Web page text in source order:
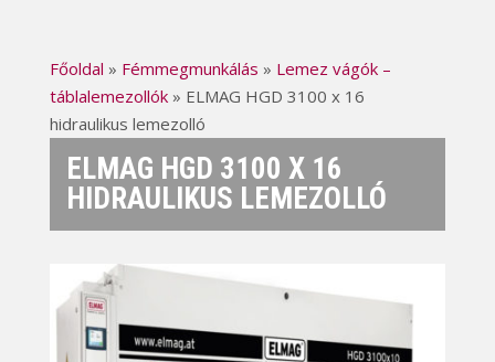
Főoldal » Fémmegmunkálás » Lemez vágók –
táblalemezollók» ELMAG HGD 3100 x 16
hidraulikus lemezolló
ELMAG HGD 3100 X 16
HIDRAULIKUS LEMEZOLLÓ